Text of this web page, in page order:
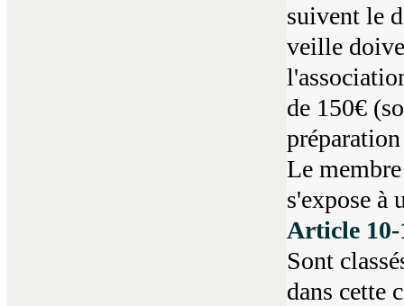
suivent le
veille
de 150€
Le
s'expose à
Article 10-
Sont
dans cette